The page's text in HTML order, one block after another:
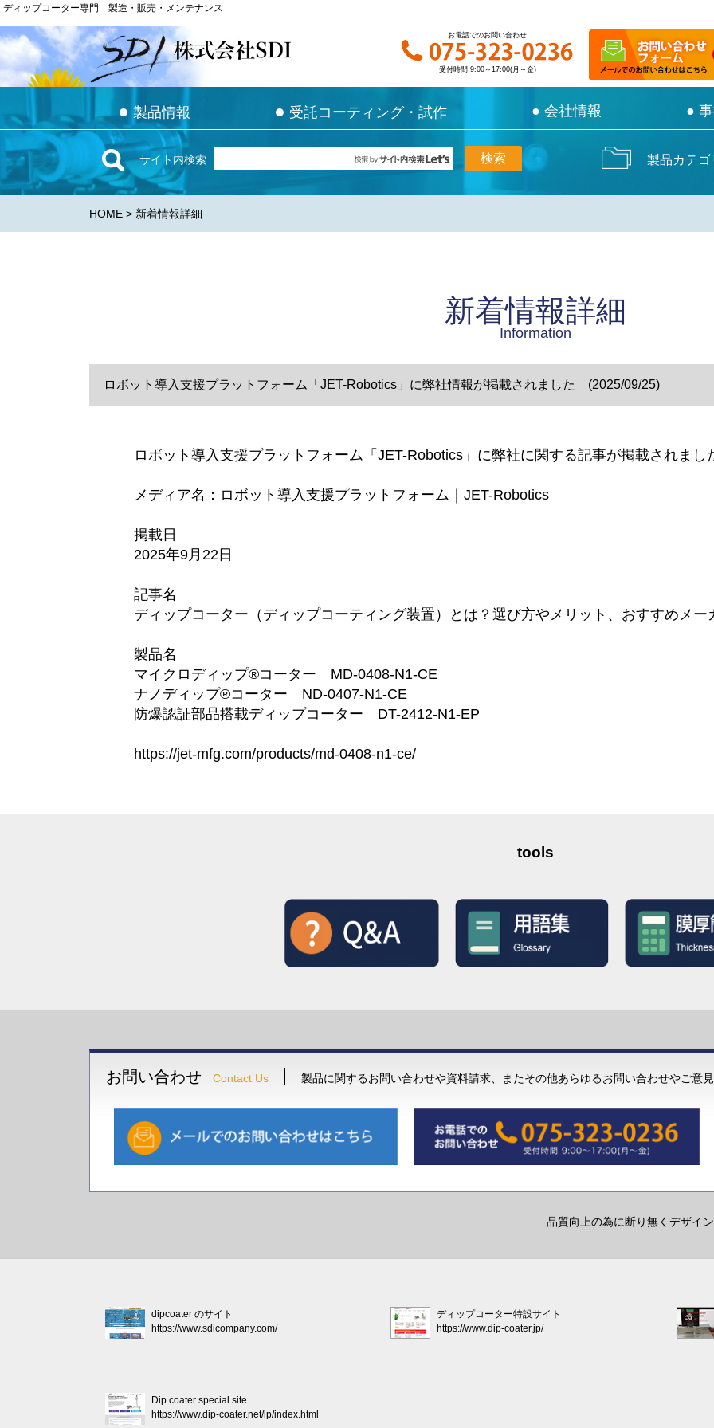
ディップコーター専門 製造・販売・メンテナンス
お電話でのお問い合わせ
受付時間 9:00～17:00(月～金)
● 製品情報 ● 受託コーティング・試作 ● 会社情報 ●
ディップコーター専門 製造・販売・メンテナンス
お電話でのお問い合わせ
受付時間 9:00～17:00(月～金)
● 製品情報 ● 受託コーティング・試作 ● 会社情報 ●
サイト内検索 製品カテゴ
HOME > 新着情報詳細
新着情報詳細
Information
ロボット導入支援プラットフォーム「JET-Robotics」に弊社情報が掲載されました (2025/09/25)
ロボット導入支援プラットフォーム「JET-Robotics」に弊社に関する記事が掲載されまし
メディア名：ロボット導入支援プラットフォーム｜JET-Robotics
掲載日
2025年9月22日
記事名
ディップコーター（ディップコーティング装置）とは？選び方やメリット、おすすめメー
製品名
マイクロディップ®コーター MD-0408-N1-CE
ナノディップ®コーター ND-0407-N1-CE
防爆認証部品搭載ディップコーター DT-2412-N1-EP
https://jet-mfg.com/products/md-0408-n1-ce/
tools
お問い合わせ Contact Us 製品に関するお問い合わせや資料請求、またその他あらゆるお問い合わせやご意
品質向上の為に断り無くデザイ
dipcoater のサイト
https://www.sdicompany.com/
ディップコーター特設サイト
https://www.dip-coater.jp/
Dip coater special site
https://www.dip-coater.net/lp/index.html